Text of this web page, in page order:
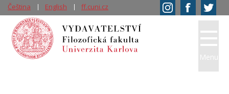
Menu
Čeština English ff.cuni.cz